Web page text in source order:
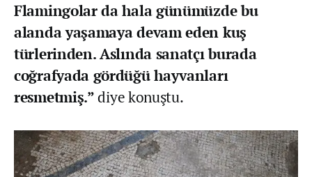
Flamingolar da hala günümüzde bu
alanda yaşamaya devam eden kuş
türlerinden. Aslında sanatçı burada
coğrafyada gördüğü hayvanları
resmetmiş.”diye konuştu.